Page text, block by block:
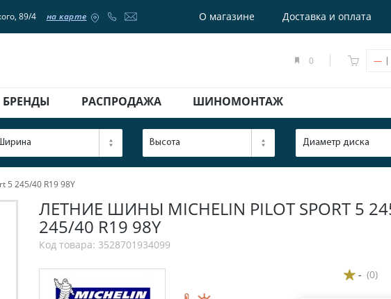
89/4 на карте О магазине Доставка и оплата
0 — |
БРЕНДЫ РАСПРОДАЖА ШИНОМОНТАЖ
Высота Диаметр диска
5 245/40 R19 98Y
ЛЕТНИЕ ШИНЫ MICHELIN PILOT SPORT 5
245/40 R19 98Y
Код товара: 3528701934099
- (0)